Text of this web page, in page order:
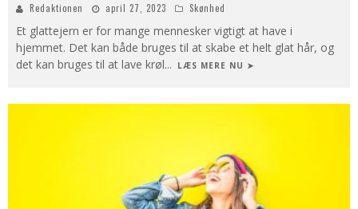
Redaktionen april 27, 2023 Skønhed
Et glattejern er for mange mennesker vigtigt at have i
hjemmet. Det kan både bruges til at skabe et helt glat hår, og
det kan bruges til at lave krøl... LÆS MERE NU ➤